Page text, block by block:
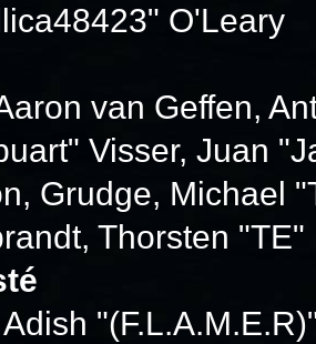
O'Leary
van Geffen,
Visser, Juan
Grudge, Michael
Thorsten